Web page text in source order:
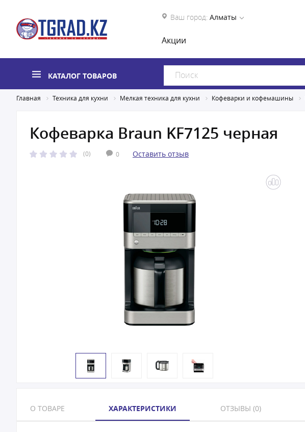
Ваш город: Алматы
Акции
КАТАЛОГ ТОВАРОВ
Главная Техника для кухни Мелкая техника для кухни Кофеварки и кофемашины
Кофеваркa Braun KF7125 черная
(0) 0 Оставить отзыв
О ТОВАРЕ ХАРАКТЕРИСТИКИ ОТЗЫВЫ (0)